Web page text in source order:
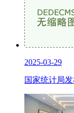
2025-03-29
国家统计局